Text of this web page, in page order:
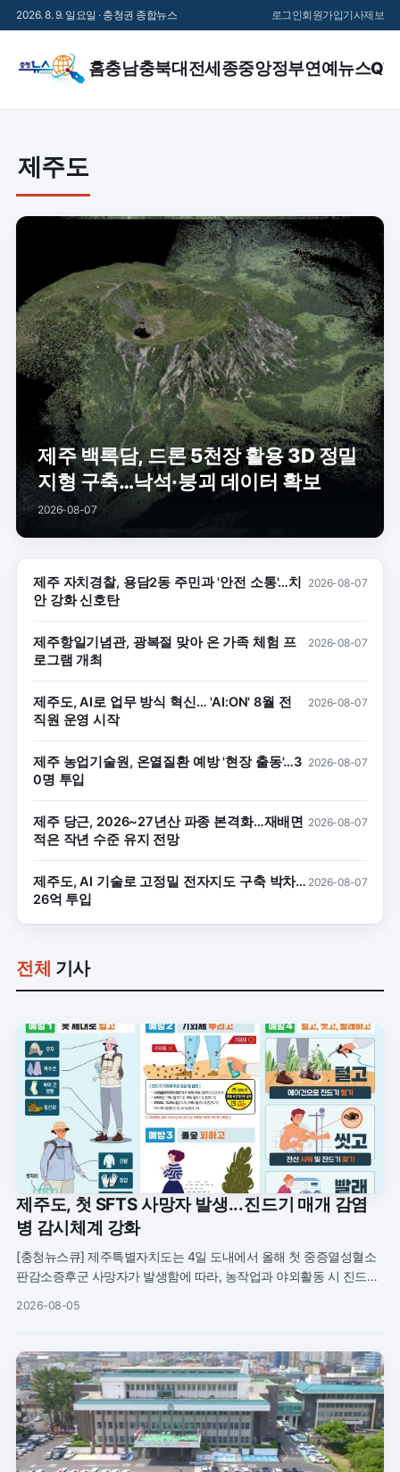
2026. 8. 9. 일요일 · 충청권 종합뉴스 로그인회원가입기사제보
홈충남충북대전세종중앙정부연예 뉴스
제주도
제주 백록담, 드론 5천장 활용 3D 정밀
지형 구축…낙석·붕괴 데이터 확보
2026-08-07
제주 자치경찰, 용담2동 주민과 '안전 소통'…치
안 강화 신호탄
2026-08-07
제주항일기념관, 광복절 맞아 온 가족 체험 프
로그램 개최
2026-08-07
제주도, AI로 업무 방식 혁신… 'AI:ON' 8월 전
직원 운영 시작
2026-08-07
제주 농업기술원, 온열질환 예방 '현장 출동'…3
0명 투입
2026-08-07
제주 당근, 2026~27년산 파종 본격화…재배면
적은 작년 수준 유지 전망
2026-08-07
제주도, AI 기술로 고정밀 전자지도 구축 박차…
26억 투입
2026-08-07
전체 기사
제주도, 첫 SFTS 사망자 발생...진드기 매개 감염
병 감시체계 강화
[충청뉴스큐] 제주특별자치도는 4일 도내에서 올해 첫 중증열성혈소
판감소증후군 사망자가 발생함에 따라, 농작업과 야외활동 시 진드기
2026-08-05